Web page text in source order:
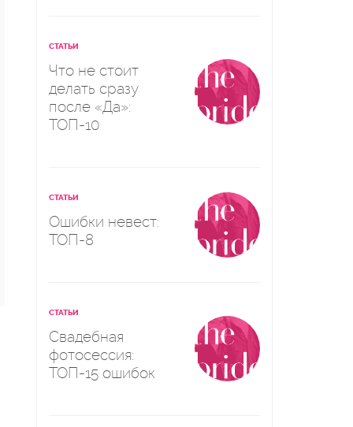
СТАТЬИ
Что не стоит
делать сразу
после «Да»:
ТОП-10
СТАТЬИ
Ошибки невест:
ТОП-8
СТАТЬИ
Свадебная
фотосессия:
ТОП-15 ошибок